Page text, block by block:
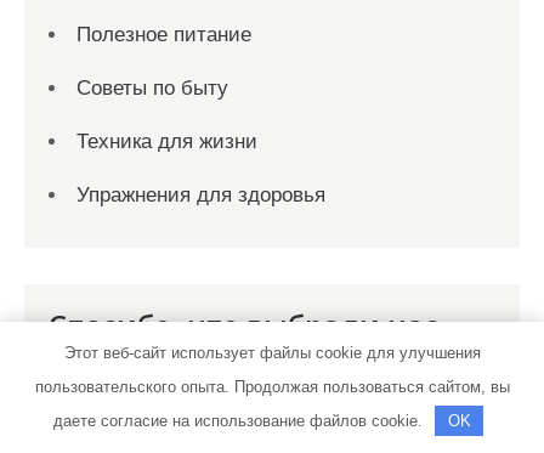
Полезное питание
Советы по быту
Техника для жизни
Упражнения для здоровья
Спасибо, что выбрали нас
Этот веб-сайт использует файлы cookie для улучшения
пользовательского опыта. Продолжая пользоваться сайтом, вы
даете согласие на использование файлов cookie.
OK